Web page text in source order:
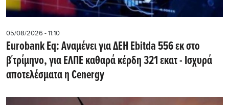
05/08/2026 - 11:10
Eurobank Eq: Αναμένει για ΔΕΗ Εbitda 556 εκ στο
β΄τρίμηνο, για ΕΛΠΕ καθαρά κέρδη 321 εκατ - Ισχυρά
αποτελέσματα η Cenergy